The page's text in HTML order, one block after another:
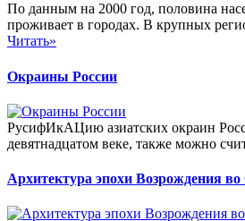
По данным на 2000 год, половина
проживает в городах. В крупных
Читать»
Окраины России
РусифИкАЦию азиатских окраин
девятнадцатом веке, также можно
Архитектура эпохи Возрождения